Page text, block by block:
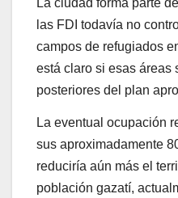
las FDI todavía no
campos de refugiados
está claro si esas áreas
posteriores del plan
La eventual ocupación
sus aproximadamente
reduciría aún más el
población gazatí,